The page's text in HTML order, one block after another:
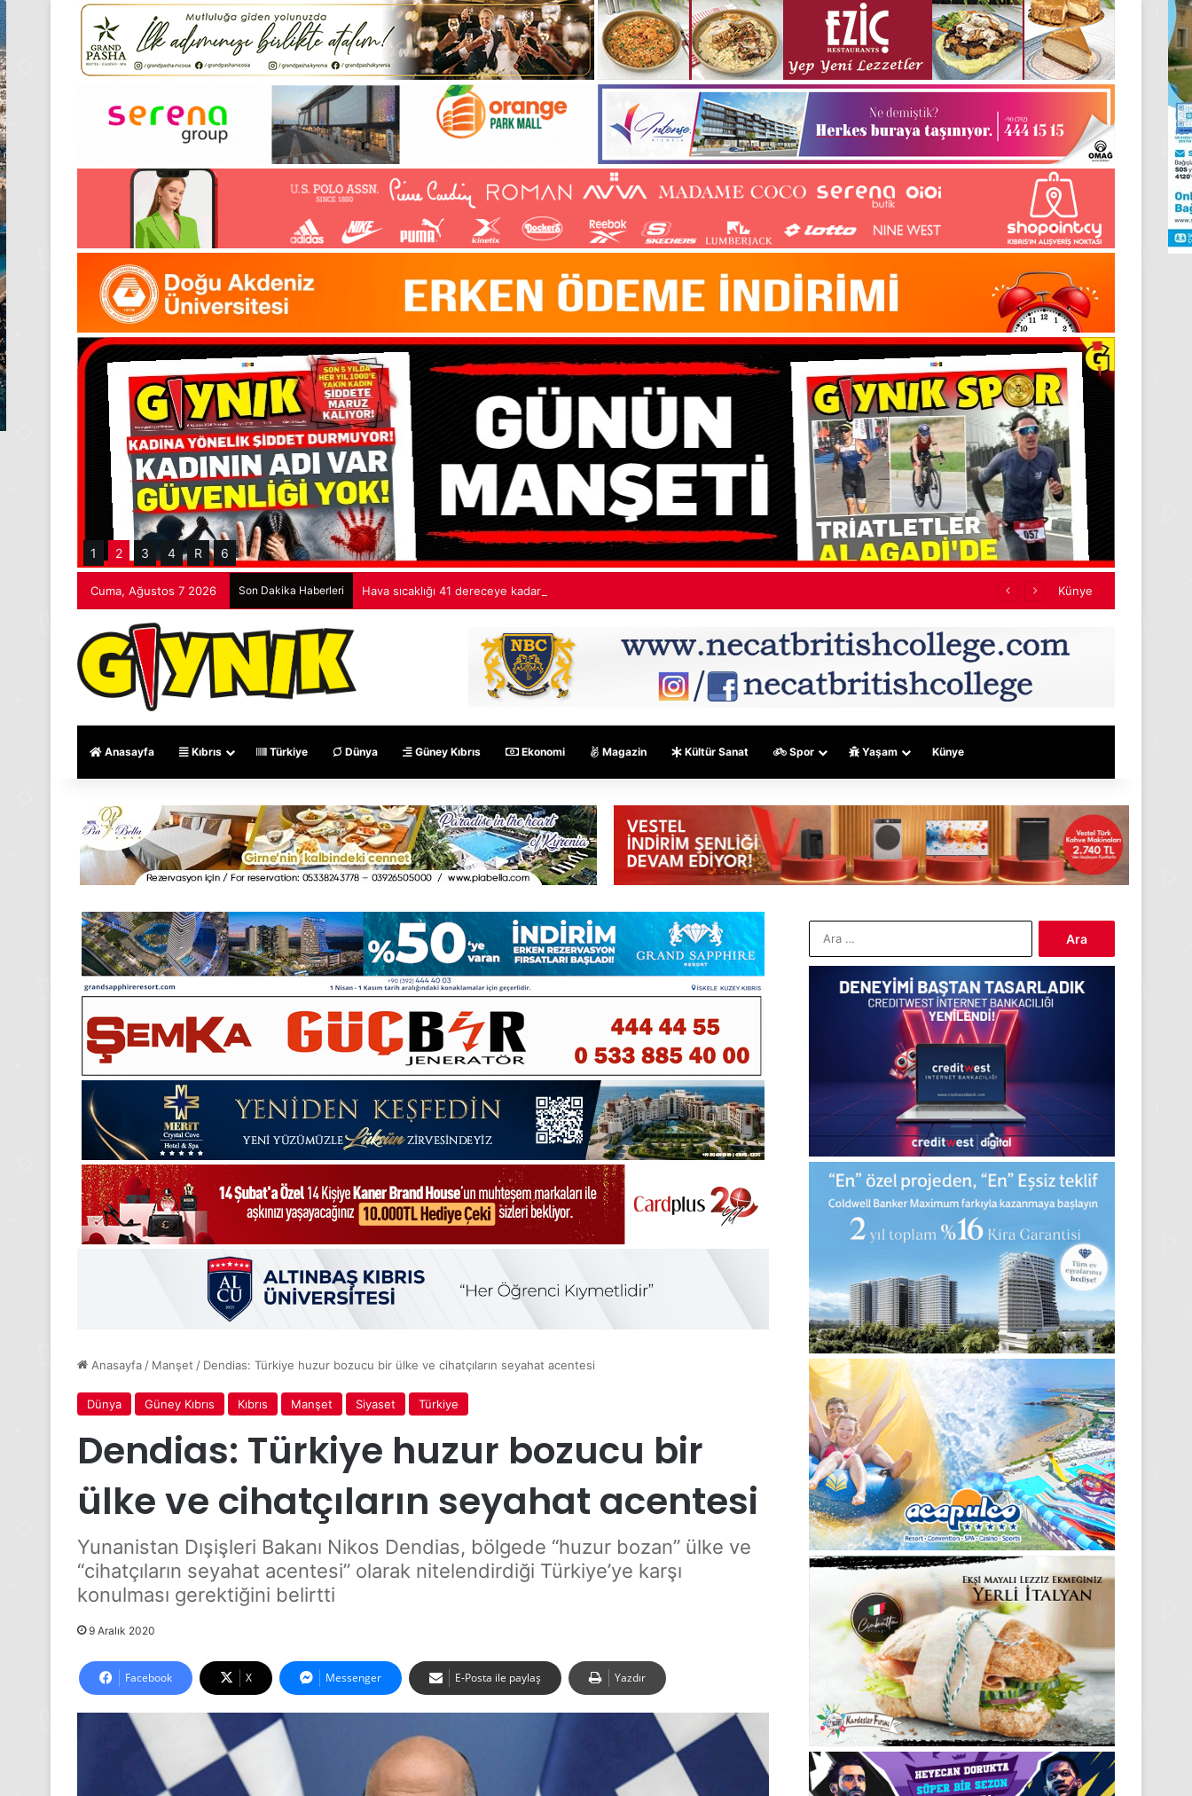
1 2 3 4 R 6
Cuma, Ağustos 7 2026 Son Dakika Haberleri Hava sıcaklığı 41 dereceye kadar yükselecek Künye
Anasayfa Kıbrıs Türkiye Dünya Güney Kıbrıs Ekonomi Magazin Kültür Sanat Spor Yaşam Künye
Anasayfa / Manşet / Dendias: Türkiye huzur bozucu bir ülke ve cihatçıların seyahat acentesi
Dünya Güney Kıbrıs Kıbrıs Manşet Siyaset Türkiye
Dendias: Türkiye huzur bozucu bir
ülke ve cihatçıların seyahat acentesi
Yunanistan Dışişleri Bakanı Nikos Dendias, bölgede “huzur bozan” ülke ve
“cihatçıların seyahat acentesi” olarak nitelendirdiği Türkiye’ye karşı
konulması gerektiğini belirtti
9 Aralık 2020
Facebook X Messenger E-Posta ile paylaş Yazdır